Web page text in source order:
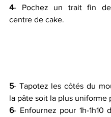
4- Pochez un trait fin
centre de cake.
5- Tapotez les côtés du
la pâte soit la plus uniforme
6- Enfournez pour 1h-1h10